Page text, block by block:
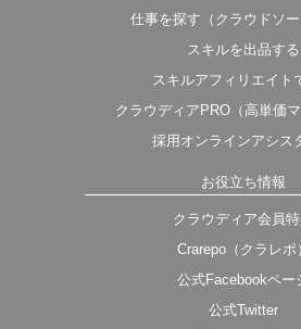
仕事を探す（クラウドソー
スキルを出品する
スキルアフィリエイト
クラウディアPRO（高単価マ
採用オンラインアシス
お役立ち情報
クラウディア会員
Crarepo（クラレポ）
公式Facebookペー
公式Twitter